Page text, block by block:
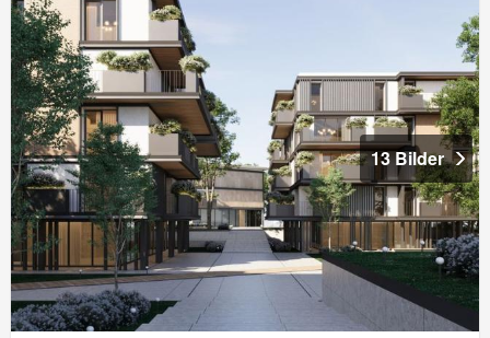
13 Bilder